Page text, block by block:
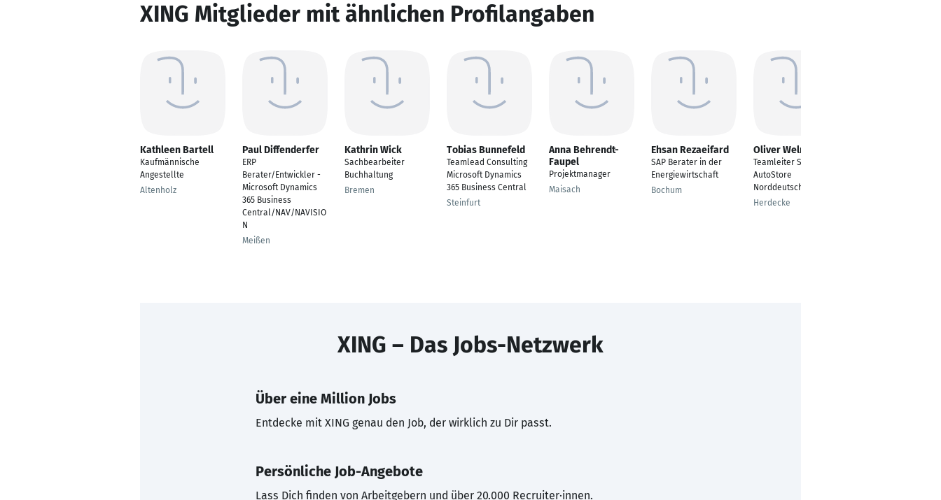
XING Mitglieder mit ähnlichen Profilangaben
Kathleen Bartell
Kaufmännische
Angestellte
Altenholz
Paul Diffenderfer
ERP
Berater/Entwickler -
Microsoft Dynamics
365 Business
Central/NAV/NAVISIO
N
Meißen
Kathrin Wick
Sachbearbeiter
Buchhaltung
Bremen
Tobias Bunnefeld
Teamlead Consulting
Microsoft Dynamics
365 Business Central
Steinfurt
Anna Behrendt-
Faupel
Projektmanager
Maisach
Ehsan Rezaeifard
SAP Berater in der
Energiewirtschaft
Bochum
Oliver Welner
Teamleiter Service
AutoStore
Norddeutschland
Herdecke
XING – Das Jobs-Netzwerk
Über eine Million Jobs
Entdecke mit XING genau den Job, der wirklich zu Dir passt.
Persönliche Job-Angebote
Lass Dich finden von Arbeitgebern und über 20.000 Recruiter·innen.